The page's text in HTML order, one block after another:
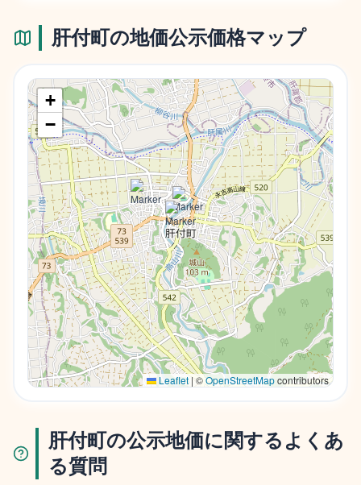
肝付町の地価公示価格マップ
+
−
Leaflet| ©OpenStreetMapcontributors
肝付町の公示地価に関するよくあ
る質問